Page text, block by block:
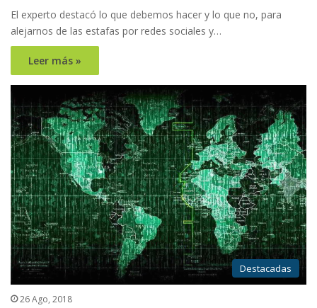
El experto destacó lo que debemos hacer y lo que no, para
alejarnos de las estafas por redes sociales y…
Leer más »
Destacadas
26 Ago, 2018